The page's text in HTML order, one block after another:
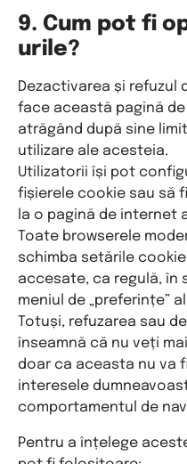
9. Cum pot fi
urile?
Dezactivarea și refuzul
face această pagină
atrăgând după sine
utilizare ale acesteia.
Utilizatorii își pot
fișierele cookie sau să
la o pagină de internet
Toate browserele
schimba setările
accesate, ca regulă, în
meniul de „preferințe”
Totuși, refuzarea sau
înseamnă că nu veți
doar ca aceasta nu va
interesele
comportamentul de
Pentru a înțelege